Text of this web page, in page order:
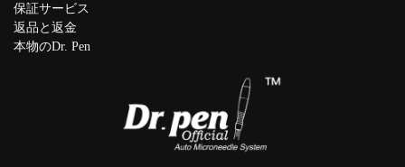
保証サービス
返品と返金
本物のDr. Pen